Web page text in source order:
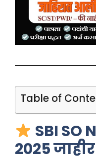
Table of
SBI SO
2025 जाहीर